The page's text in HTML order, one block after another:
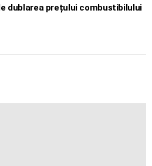
dublarea prețului combustibilului